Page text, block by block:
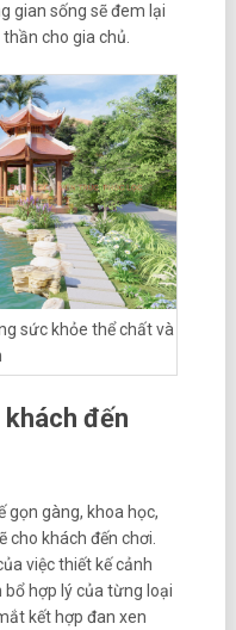
gian sống sẽ đem lại
cho gia chủ.
sức khỏe thể chất và
đến
gọn gàng, khoa học,
khách đến chơi.
việc thiết kế cảnh
hợp lý của từng loại
kết hợp đan xen